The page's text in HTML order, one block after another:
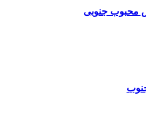
محبوب جنوبی